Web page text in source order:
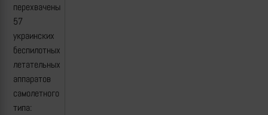
перехвачены
57
украинских
беспилотных
летательных
аппаратов
самолетного
типа: